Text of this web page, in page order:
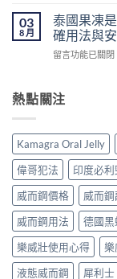
錢、
醫
生
紙
與
安
購
買
注
意
事
項〉
中
港
怎
麼
買？〉
藥
推
薦
｜
男
健
產
品
購
買
指
南〉
中
利
勁
原
理
解
泊
西
汀
如
何
改
善
早
洩？
起
效
03
8 月
泰國果凍
確用法與
在
果
凍
什
麼？
完
整
解
析：
成
分、
療
程
安
留言功能已關閉
熱點關注
Kamagra Oral Jelly
偉哥犯法
印度必利
威而鋼價格
威而
威而鋼用法
德國黑
樂威壯使用心得
樂
液態威而鋼
犀利士